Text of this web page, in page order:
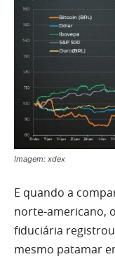
Imagem: xdex
E quando a
norte-americano,
fiduciária
mesmo patamar